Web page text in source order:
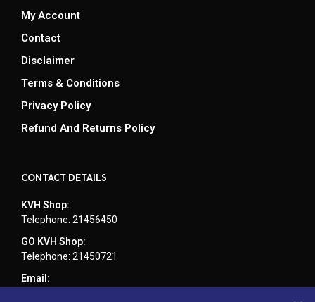
My Account
Contact
Disclaimer
Terms & Conditions
Privacy Policy
Refund And Returns Policy
CONTACT DETAILS
KVH Shop:
Telephone: 21456450
GO KVH Shop:
Telephone: 21450721
Email: